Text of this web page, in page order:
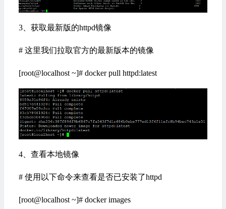
3、获取最新版的httpd镜像
# 这里我们拉取官方的最新版本的镜像
[root@localhost ~]# docker pull httpd:latest
4、查看本地镜像
# 使用以下命令来查看是否已安装了httpd
[root@localhost ~]# docker images